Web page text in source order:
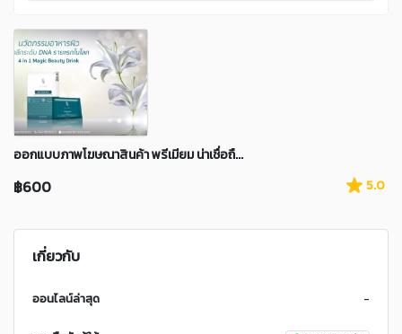
ออกแบบภาพโฆษณาสินค้า พรีเมียม น่าเชื่อถื...
฿600 5.0
เกี่ยวกับ
ออนไลน์ล่าสุด -